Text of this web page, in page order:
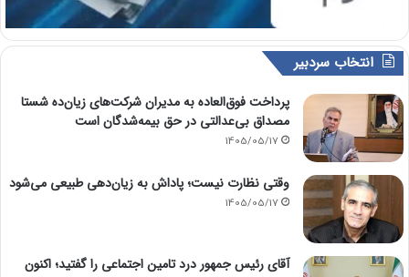
انتخاب سردبیر
پرداخت فوق‌العاده به مدیران شرکت‌های زیان‌ده شستا
مصداق بی‌عدالتی در حق بیمه‌شدگان است
1405/05/17
وقتی نظارت نیست؛ پاداش به زیان‌دهی طبیعی می‌شود
1405/05/17
آقای رئیس جمهور درد تامین اجتماعی را گفتید؛ اکنون